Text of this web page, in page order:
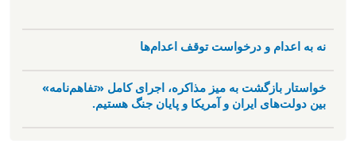
نه به اعدام و درخواست توقف اعدام‌ها
خواستار بازگشت به میز مذاکره، اجرای کامل «تفاهم‌نامه»
بین دولت‌های ایران و آمریکا و پایان جنگ هستیم.